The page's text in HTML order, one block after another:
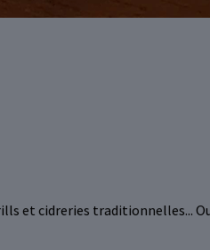
et cidreries traditionnelles...